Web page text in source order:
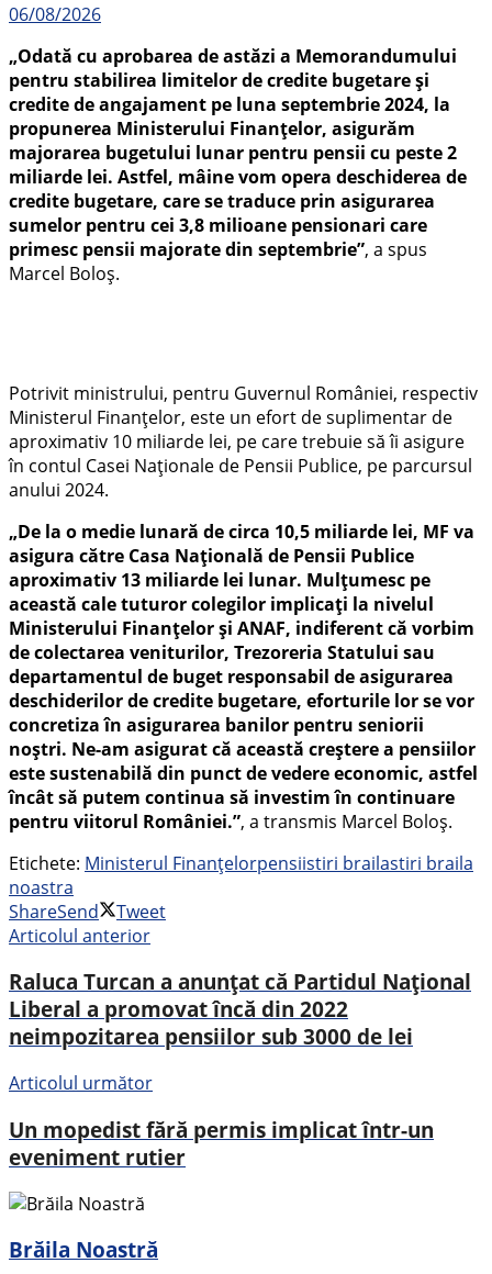
06/08/2026
„Odată cu aprobarea de astăzi a Memorandumului
pentru stabilirea limitelor de credite bugetare şi
credite de angajament pe luna septembrie 2024, la
propunerea Ministerului Finanțelor, asigurăm
majorarea bugetului lunar pentru pensii cu peste 2
miliarde lei. Astfel, mâine vom opera deschiderea de
credite bugetare, care se traduce prin asigurarea
sumelor pentru cei 3,8 milioane pensionari care
primesc pensii majorate din septembrie”, a spus
Marcel Boloș.
Potrivit ministrului, pentru Guvernul României, respectiv
Ministerul Finanțelor, este un efort de suplimentar de
aproximativ 10 miliarde lei, pe care trebuie să îi asigure
în contul Casei Naționale de Pensii Publice, pe parcursul
anului 2024.
„De la o medie lunară de circa 10,5 miliarde lei, MF va
asigura către Casa Națională de Pensii Publice
aproximativ 13 miliarde lei lunar. Mulțumesc pe
această cale tuturor colegilor implicați la nivelul
Ministerului Finanțelor și ANAF, indiferent că vorbim
de colectarea veniturilor, Trezoreria Statului sau
departamentul de buget responsabil de asigurarea
deschiderilor de credite bugetare, eforturile lor se vor
concretiza în asigurarea banilor pentru seniorii
noștri. Ne-am asigurat că această creștere a pensiilor
este sustenabilă din punct de vedere economic, astfel
încât să putem continua să investim în continuare
pentru viitorul României.”, a transmis Marcel Boloș.
Etichete: Ministerul Finanțelorpensiistiri brailastiri braila
noastra
ShareSend
Tweet
Articolul anterior
Raluca Turcan a anunțat că Partidul Național
Liberal a promovat încă din 2022
neimpozitarea pensiilor sub 3000 de lei
Articolul următor
Un mopedist fără permis implicat într-un
eveniment rutier
Brăila Noastră